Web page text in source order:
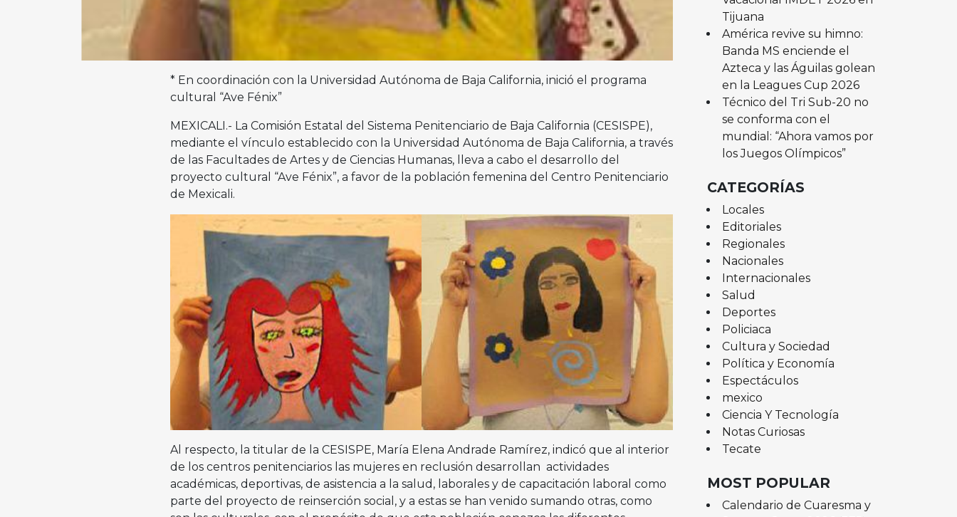
* En coordinación con la Universidad Autónoma de Baja California, inició el programa
cultural “Ave Fénix”
MEXICALI.- La Comisión Estatal del Sistema Penitenciario de Baja California (CESISPE),
mediante el vínculo establecido con la Universidad Autónoma de Baja California, a través
de las Facultades de Artes y de Ciencias Humanas, lleva a cabo el desarrollo del
proyecto cultural “Ave Fénix”, a favor de la población femenina del Centro Penitenciario
de Mexicali.
Al respecto, la titular de la CESISPE, María Elena Andrade Ramírez, indicó que al interior
de los centros penitenciarios las mujeres en reclusión desarrollan actividades
académicas, deportivas, de asistencia a la salud, laborales y de capacitación laboral como
parte del proyecto de reinserción social, y a estas se han venido sumando otras, como
Tijuana
América revive su himno:
Banda MS enciende el
Azteca y las Águilas golean
en la Leagues Cup 2026
Técnico del Tri Sub-20 no
se conforma con el
mundial: “Ahora vamos por
los Juegos Olímpicos”
CATEGORÍAS
Locales
Editoriales
Regionales
Nacionales
Internacionales
Salud
Deportes
Policiaca
Cultura y Sociedad
Política y Economía
Espectáculos
mexico
Ciencia Y Tecnología
Notas Curiosas
Tecate
MOST POPULAR
Calendario de Cuaresma y